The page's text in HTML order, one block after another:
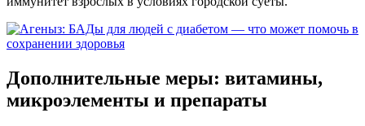
Дополнительные меры: витамины,
микроэлементы и препараты